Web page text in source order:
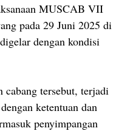
MUSCAB VII
pada 29 Juni 2025 di
dengan kondisi
cabang tersebut, terjadi
ketentuan dan
penyimpangan